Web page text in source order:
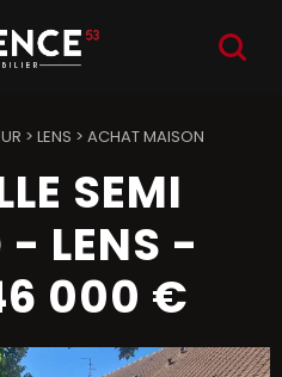
> LENS > ACHAT MAISON
SEMI
- LENS -
000 €